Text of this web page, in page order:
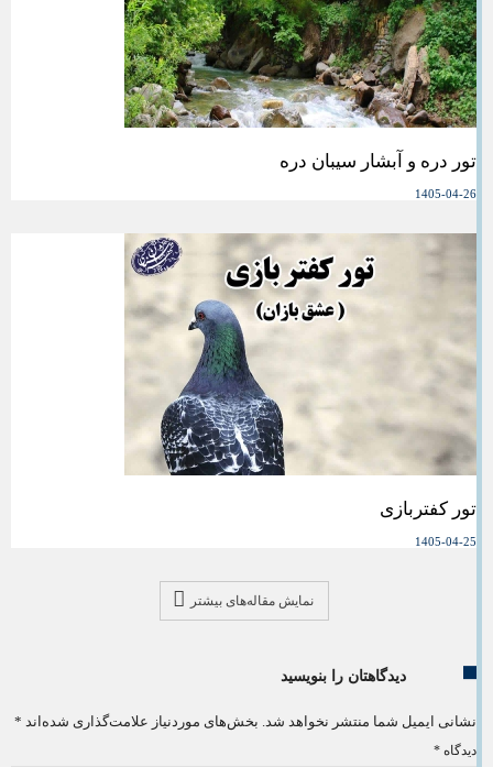
تور دره و آبشار سیبان دره
1405-04-26
تور کفتربازی
1405-04-25
نمایش مقاله‌های بیشتر
دیدگاهتان را بنویسید
نشانی ایمیل شما منتشر نخواهد شد. بخش‌های موردنیاز علامت‌گذاری شده‌اند *
دیدگاه *